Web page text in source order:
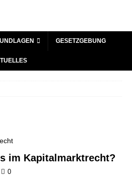
GESETZGEBUNG
im Kapitalmarktrecht?
0